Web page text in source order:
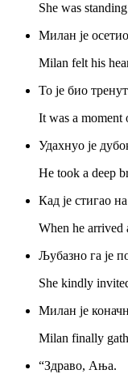
She was
Милан је
Milan felt his
То је био
It was a moment
Удахнуо је
He took a deep
Кад је стигао
When he arrived
Љубазно га је
She kindly
Милан је
Milan finally
“Здраво, Ања.